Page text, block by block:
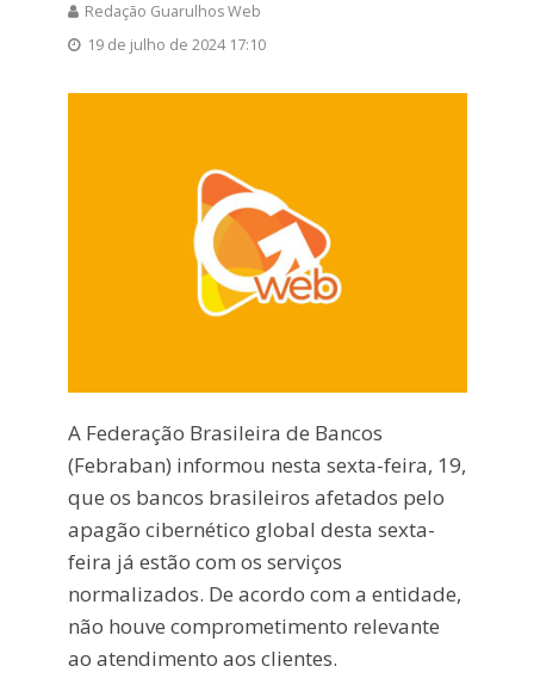
Redação Guarulhos Web
19 de julho de 2024 17:10
A Federação Brasileira de Bancos
(Febraban) informou nesta sexta-feira, 19,
que os bancos brasileiros afetados pelo
apagão cibernético global desta sexta-
feira já estão com os serviços
normalizados. De acordo com a entidade,
não houve comprometimento relevante
ao atendimento aos clientes.